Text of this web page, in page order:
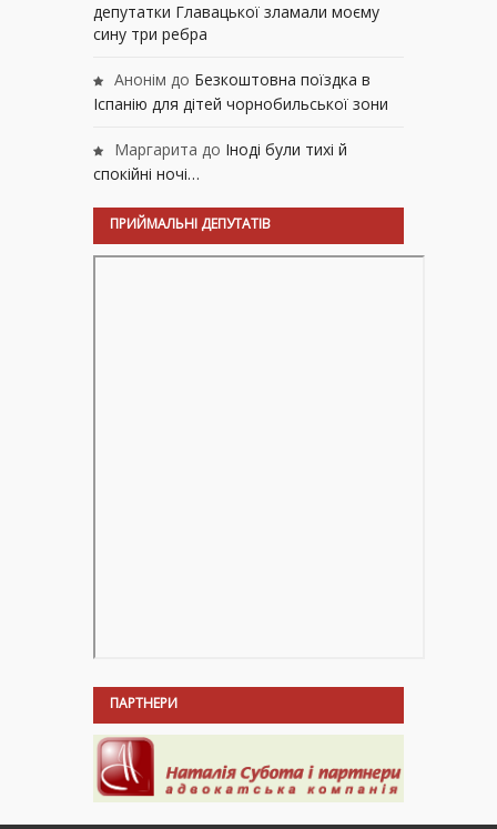
депутатки Главацької зламали моєму
сину три ребра
Анонім до Безкоштовна поїздка в
Іспанію для дітей чорнобильської зони
Маргарита до Іноді були тихі й
спокійні ночі…
ПРИЙМАЛЬНІ ДЕПУТАТІВ
ПАРТНЕРИ